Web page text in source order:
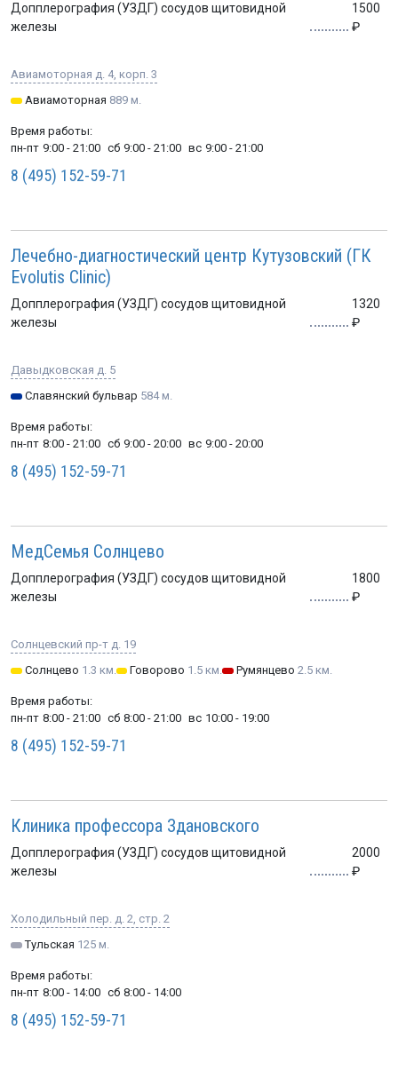
Допплерография (УЗДГ) сосудов щитовидной
железы
1500
Авиамоторная д. 4, корп. 3
Авиамоторная 889 м.
Время работы:
пн-пт 9:00 - 21:00 сб 9:00 - 21:00 вс 9:00 - 21:00
8 (495) 152-59-71
Лечебно-диагностический центр Кутузовский (ГК
Evolutis Clinic)
Допплерография (УЗДГ) сосудов щитовидной
железы
1320
Давыдковская д. 5
Славянский бульвар 584 м.
Время работы:
пн-пт 8:00 - 21:00 сб 9:00 - 20:00 вс 9:00 - 20:00
8 (495) 152-59-71
МедСемья Солнцево
Допплерография (УЗДГ) сосудов щитовидной
железы
1800
Солнцевский пр-т д. 19
Солнцево 1.3 км. Говорово 1.5 км. Румянцево 2.5 км.
Время работы:
пн-пт 8:00 - 21:00 сб 8:00 - 21:00 вс 10:00 - 19:00
8 (495) 152-59-71
Клиника профессора Здановского
Допплерография (УЗДГ) сосудов щитовидной
железы
2000
Холодильный пер. д. 2, стр. 2
Тульская 125 м.
Время работы:
пн-пт 8:00 - 14:00 сб 8:00 - 14:00
8 (495) 152-59-71